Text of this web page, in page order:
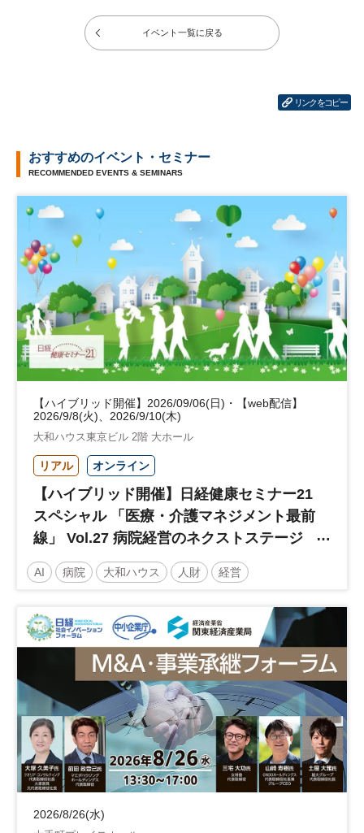
イベント一覧に戻る
リンクをコピー
おすすめのイベント・セミナー
RECOMMENDED EVENTS & SEMINARS
【ハイブリッド開催】2026/09/06(日)・【web配信】
2026/9/8(火)、2026/9/10(木)
大和ハウス東京ビル 2階 大ホール
リアル オンライン
【ハイブリッド開催】日経健康セミナー21
スペシャル 「医療・介護マネジメント最前
線」 Vol.27 病院経営のネクストステージ
～診療報酬改定のその先 AI・DX・人財戦
略で描く持続可能な未来へ～
AI 病院 大和ハウス 人財 経営
人材戦略
日経健康セミナー 病院経営 診療報酬
土日祝開催
2026/8/26(水)